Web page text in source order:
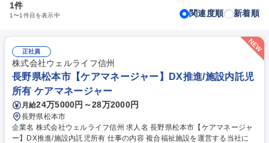
1件
1〜1 件目を表示中 関連度順 新着順
正社員
株式会社ウェルライフ信州
長野県松本市【ケアマネージャー】DX推進/施設内託児
所有 ケアマネージャー
月給24万5000円～28万2000円
長野県松本市
企業名 株式会社ウェルライフ信州 求人名 長野県松本市【ケアマネージャ
ー】DX推進/施設内託児所有 仕事の内容 複合福祉施設を運営する当社に